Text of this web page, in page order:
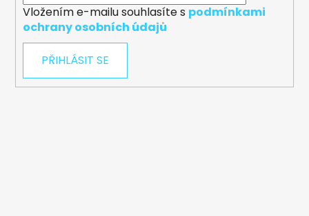
Vložením e-mailu souhlasíte s podmínkami
ochrany osobních údajů
PŘIHLÁSIT SE